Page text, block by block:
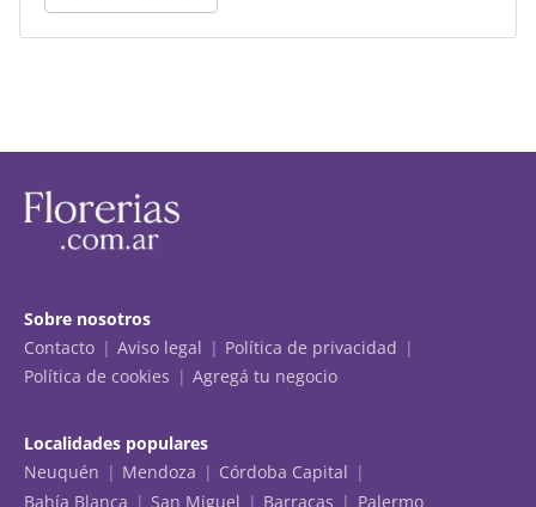
Sobre nosotros
Contacto
Aviso legal
Política de privacidad
Política de cookies
Agregá tu negocio
Localidades populares
Neuquén
Mendoza
Córdoba Capital
Bahía Blanca
San Miguel Barracas Palermo